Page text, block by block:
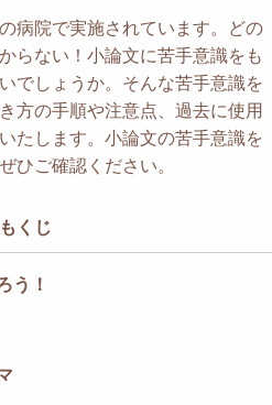
病院で実施されています。
どの
らない！小論文に苦手意識をも
でしょうか。 そんな苦手意識を
方の手順や注意点、 過去に使用
たします。 小論文の苦手意識を
ひご確認ください。
もくじ
う！